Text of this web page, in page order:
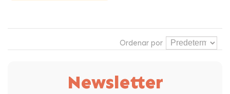
Ordenar por
Newsletter